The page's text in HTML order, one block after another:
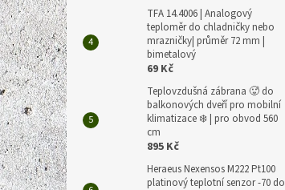
TFA 14.4006 | Analogový
teploměr do chladničky nebo
mrazničky| průměr 72 mm |
bimetalový
69 Kč
Teplovzdušná zábrana 🥵 do
balkonových dveří pro mobilní
klimatizace ❄️ | pro obvod 560
cm
895 Kč
Heraeus Nexensos M222 Pt100
platinový teplotní senzor -70 do